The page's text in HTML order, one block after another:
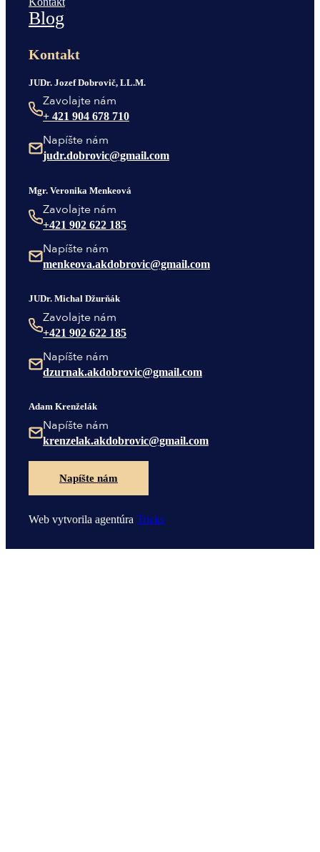
Blog
Kontakt
JUDr. Jozef Dobrovič, LL.M.
Zavolajte nám
+ 421 904 678 710
Napíšte nám
judr.dobrovic@gmail.com
Mgr. Veronika Menkeová
Zavolajte nám
+421 902 622 185
Napíšte nám
menkeova.akdobrovic@gmail.com
JUDr. Michal Džurňák
Zavolajte nám
+421 902 622 185
Napíšte nám
dzurnak.akdobrovic@gmail.com
Adam Krenželák
Napíšte nám
krenzelak.akdobrovic@gmail.com
Napíšte nám
Web vytvorila agentúra Tricks